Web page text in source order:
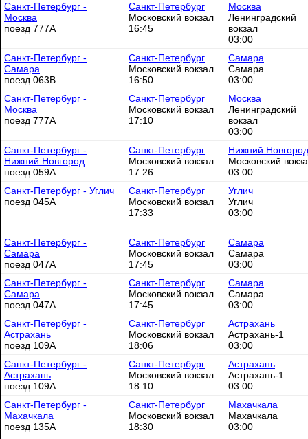
Санкт-Петербург -
Москва
поезд 777А
Санкт-Петербург
Московский вокзал
16:45
Москва
Ленинградский
вокзал
03:00
Санкт-Петербург -
Самара
поезд 063В
Санкт-Петербург
Московский вокзал
16:50
Самара
Самара
03:00
Санкт-Петербург -
Москва
поезд 777А
Санкт-Петербург
Московский вокзал
17:10
Москва
Ленинградский
вокзал
03:00
Санкт-Петербург -
Нижний Новгород
поезд 059А
Санкт-Петербург
Московский вокзал
17:26
Нижний Новгород
Московский
03:00
Санкт-Петербург - Углич
поезд 045А
Санкт-Петербург
Московский вокзал
17:33
Углич
Углич
03:00
Санкт-Петербург -
Самара
поезд 047А
Санкт-Петербург
Московский вокзал
17:45
Самара
Самара
03:00
Санкт-Петербург -
Самара
поезд 047А
Санкт-Петербург
Московский вокзал
17:45
Самара
Самара
03:00
Санкт-Петербург -
Астрахань
поезд 109А
Санкт-Петербург
Московский вокзал
18:06
Астрахань
Астрахань-1
03:00
Санкт-Петербург -
Астрахань
поезд 109А
Санкт-Петербург
Московский вокзал
18:10
Астрахань
Астрахань-1
03:00
Санкт-Петербург -
Махачкала
поезд 135А
Санкт-Петербург
Московский вокзал
18:30
Махачкала
Махачкала
03:00